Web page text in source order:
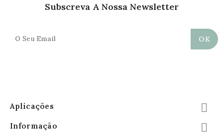
Subscreva A Nossa Newsletter
Aplicações 
Informação 